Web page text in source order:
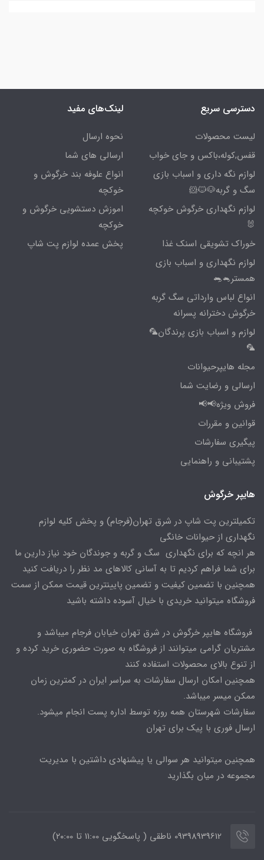
دسترسی سریع
لیست محصولات
قفس,کوله،باکس و جای خواب
لوازم نگه داری و اسباب بازی
سگ و گربه🐶🐱🐹
لوازم نگهداری خرگوش خوکچه
🐰
خوراک تشویقی اسنک غذا
لوازم نگهداری و اسباب بازی
همستر🐁🐀
انواع لباس وارداتی سگ گربه
خرگوش دخترانه پسرانه
لوازم و اسباب بازی پرندگان🦜
🦜
مجله هایپرحیوانات
ارسالی و رضایت شما
فروش ویژه📢📢
قوانین و مقررات
پیگیری سفارشات
پشتیبانی و راهنمایی
لینک‌های مفید
نحوه ارسال
ارسالی های شما
انواع علوفه بند خرگوش و
خوکچه
اموزش دستشویی خرگوش و
خوکچه
پخش عمده لوازم پت شاپ
هایپر خرگوش
تکمیلترین پت شاپ در شرق تهران(فرجام) و پخش کلیه لوازم
نگهداری از حیوانات خانگی
هر انچه که برای نگهداری سگ و گربه و جوندگان خود نیاز دارین ما
برای شما فراهم کردیم تا به آسانی کالاهای مد نظر را دریافت کنید
همچنین با تضمین کیفیت و تضمین پایینترین قیمت ممکن از سمت
فروشگاه میتوانید خریدی با خیال آسوده داشته باشید
فروشگاه هایپر خرگوش در شرق تهران خیابان فرجام میباشد و
مشتریان گرامی میتوانند از فروشگاه به صورت حضوری خرید کرده و
از تنوع بالای محصولات استفاده کنند
همچنین امکان ارسال سفارشات به سراسر ایران در کمترین زمان
ممکن میسر میباشد.
سفارشات شهرستان همه روزه توسط اداره پست انجام میشود.
ارسال فوری با پیک برای تهران
همچنین میتوانید هر سوالی یا پیشنهادی داشتین با مدیریت
مجموعه در میان بگذارید
09398939612 ناطقی ( پاسخگویی 11:00 تا ۲۰:00)